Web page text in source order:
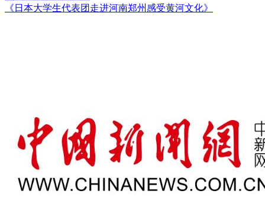
《日本大学生代表团走进河南郑州感受黄河文化》